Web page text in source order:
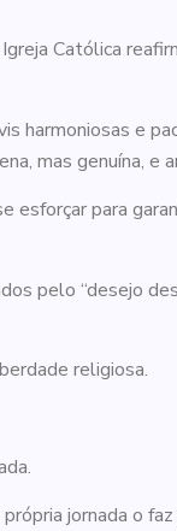
Católica
harmoniosas e
mas genuína,
para
pelo “desejo
religiosa.
jornada o